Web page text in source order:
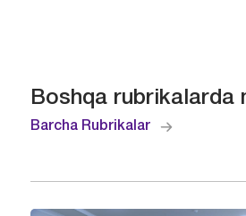
Boshqa rubrikalarda
Barcha Rubrikalar